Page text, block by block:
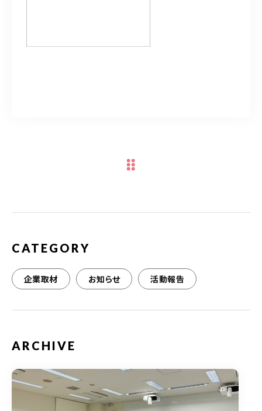
CATEGORY
企業取材 お知らせ 活動報告
ARCHIVE